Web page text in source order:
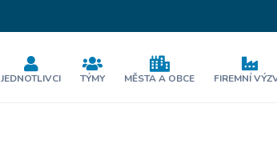
JEDNOTLIVCI TÝMY MĚSTA A OBCE FIREMNÍ